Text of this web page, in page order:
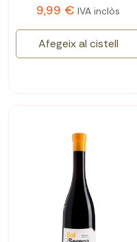
9,99 € IVA inclòs
Afegeix al cistell